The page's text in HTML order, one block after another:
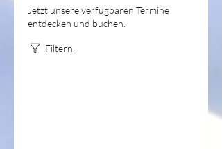
Jetzt unsere verfügbaren Termine
entdecken und buchen.
Filtern